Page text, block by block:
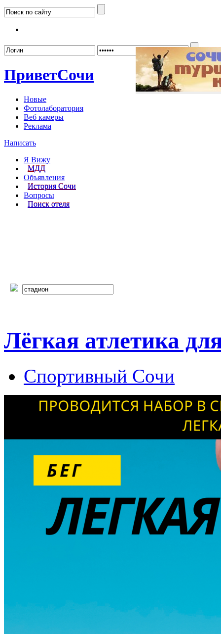
ПриветСочи
Новые
Фотолаборатория
Веб камеры
Реклама
Написать
Я Вижу
МДД
Объявления
История Сочи
Вопросы
Поиск отеля
Лёгкая атлетика
Спортивный Сочи